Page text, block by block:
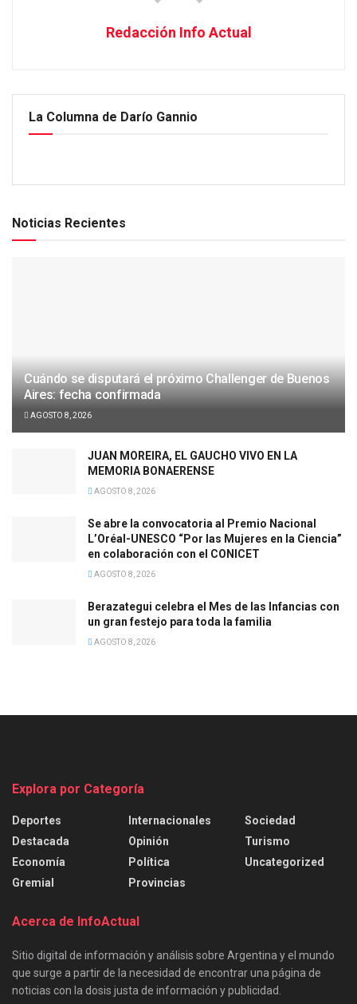
Redacción Info Actual
La Columna de Darío Gannio
Noticias Recientes
Cuándo se disputará el próximo Challenger de Buenos
Aires: fecha confirmada
AGOSTO 8, 2026
JUAN MOREIRA, EL GAUCHO VIVO EN LA
MEMORIA BONAERENSE
AGOSTO 8, 2026
Se abre la convocatoria al Premio Nacional
L’Oréal-UNESCO “Por las Mujeres en la Ciencia”
en colaboración con el CONICET
AGOSTO 8, 2026
Berazategui celebra el Mes de las Infancias con
un gran festejo para toda la familia
AGOSTO 8, 2026
Explora por Categoría
Deportes
Destacada
Economía
Gremial
Internacionales
Opinión
Política
Provincias
Sociedad
Turismo
Uncategorized
Acerca de InfoActual
Sitio digital de información y análisis sobre Argentina y el mundo
que surge a partir de la necesidad de encontrar una página de
noticias con la dosis justa de información y publicidad.